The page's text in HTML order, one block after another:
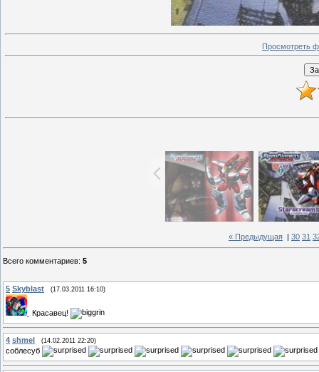
Просмотреть
« Предыдущая 30 31
Всего комментариев: 5
5 Skyblast (17.03.2011 16:10)
Красавец!
4 shmel (14.02.2011 22:20)
соблесуб